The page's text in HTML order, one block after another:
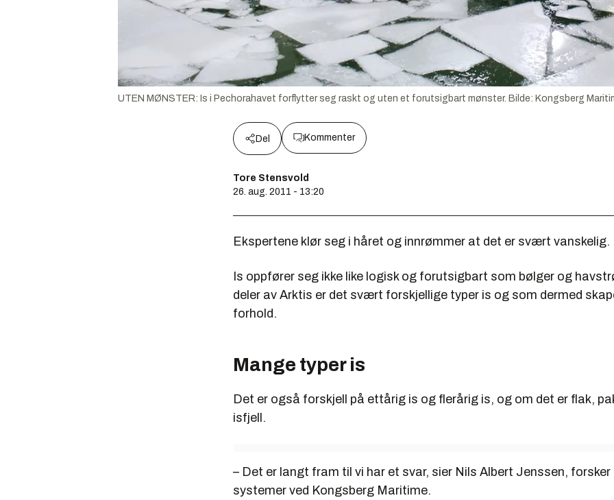
UTEN MØNSTER: Is i Pechorahavet forflytter seg raskt og uten et forutsigbart mønster. Bilde: Kongsberg
Del Kommenter
Tore Stensvold
26. aug. 2011 - 13:20
Ekspertene klør seg i håret og innrømmer at det er svært vanskelig.
Is oppfører seg ikke like logisk og forutsigbart som bølger og
deler av Arktis er det svært forskjellige typer is og som dermed
forhold.
Mange typer is
Det er også forskjell på ettårig is og flerårig is, og om det er flak,
isfjell.
– Det er langt fram til vi har et svar, sier Nils Albert Jenssen,
systemer ved Kongsberg Maritime.